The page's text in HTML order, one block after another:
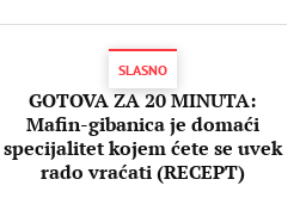
SLASNO
GOTOVA ZA 20 MINUTA:
Mafin-gibanica je domaći
specijalitet kojem ćete se uvek
rado vraćati (RECEPT)